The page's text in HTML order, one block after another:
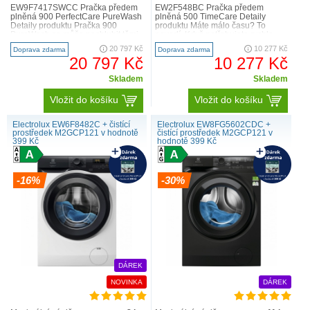
Objem pračky
EW9F7417SWCC Pračka předem
plněná 900 PerfectCare PureWash
Detaily produktu Pračka 900
nejpokročilejšími techno..
Doprava zdarma 20 797 Kč
20 797 Kč
Skladem
Vložit do košíku
EW2F548BC Pračka předem
plněná 500 TimeCare Detaily
produktu Máte málo času? To
vyprat, TimeManager® vám kryje ..
Doprava zdarma 10 277 Kč
10 277 Kč
Skladem
Vložit do košíku
Electrolux EW6F8482C + čistící
prostředek M2GCP121 v hodnotě
399 Kč
-16%
DÁREK
NOVINKA
Electrolux EW8FG5602CDC +
čistící prostředek M2GCP121 v
hodnotě 399 Kč
-30%
DÁREK